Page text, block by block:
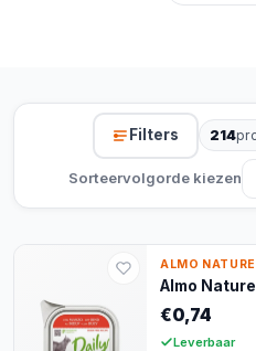
Filters 214
Sorteervolgorde kiezen
ALMO NATURE
Almo
€0,74
Leverbaar